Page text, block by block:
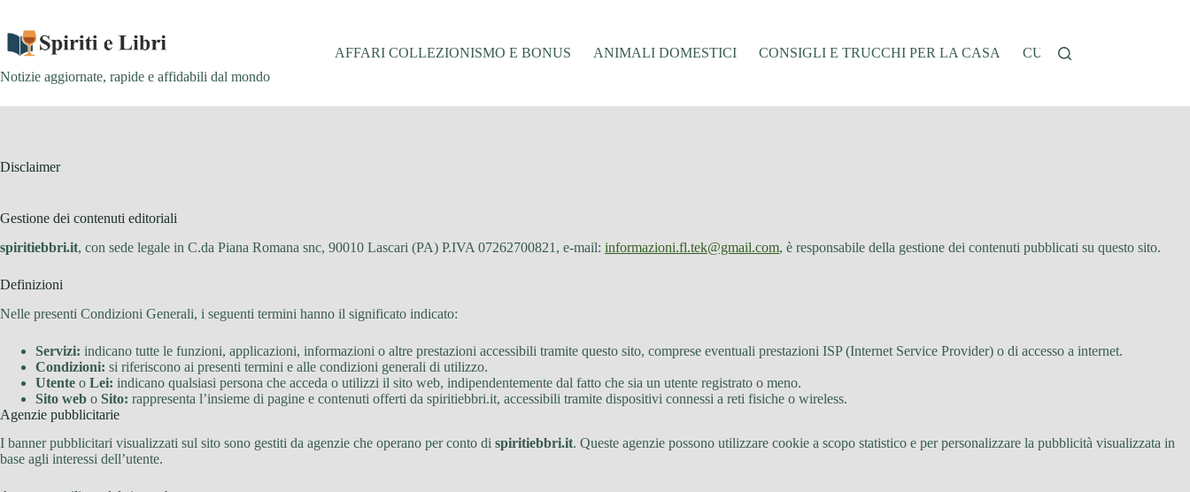
contenuto
Notizie aggiornate, rapide e affidabili dal mondo
AFFARI COLLEZIONISMO E BONUS ANIMALI DOMESTICI CONSIGLI E TRUCCHI PER LA CASA CUCINA E RICETTE
Disclaimer
Gestione dei contenuti editoriali
spiritiebbri.it, con sede legale in C.da Piana Romana snc, 90010 Lascari (PA) P.IVA 07262700821, e-mail: informazioni.fl.tek@gmail.com, è responsabile della gestione dei contenuti pubblicati su questo sito.
Definizioni
Nelle presenti Condizioni Generali, i seguenti termini hanno il significato indicato:
Servizi: indicano tutte le funzioni, applicazioni, informazioni o altre prestazioni accessibili tramite questo sito, comprese eventuali prestazioni ISP (Internet Service Provider) o di accesso a internet.
Condizioni: si riferiscono ai presenti termini e alle condizioni generali di utilizzo.
Utente o Lei: indicano qualsiasi persona che acceda o utilizzi il sito web, indipendentemente dal fatto che sia un utente registrato o meno.
Sito web o Sito: rappresenta l’insieme di pagine e contenuti offerti da spiritiebbri.it, accessibili tramite dispositivi connessi a reti fisiche o wireless.
Agenzie pubblicitarie
I banner pubblicitari visualizzati sul sito sono gestiti da agenzie che operano per conto di spiritiebbri.it. Queste agenzie possono utilizzare cookie a scopo statistico e per personalizzare la pubblicità visualizzata in
base agli interessi dell’utente.